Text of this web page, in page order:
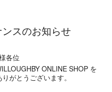
スのお知らせ
各位
ONLINE SHOP を
がとうございます。